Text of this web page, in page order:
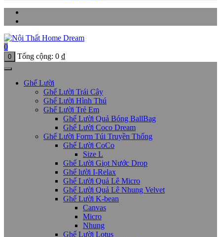
0
0 Tổng cộng: 0 ₫
Ghế Lười
Ghế Lười Trái Cây
Ghế Lười Hình Thú
Ghế Lười Trẻ Em
Ghế Lười Quả Bóng BallBag
Ghế Lười Coco Dream
Ghế Lười Form Túi Truyền Thống
Ghế Lười CoCo
Size L
Ghế Lười Giọt Nước Drop
Ghế lười I-Relax
Ghế Lười Quả Lê Micro
Ghế Lười Quả Lê Nhung Velvet
Ghế Lười K-bean
Canvas
Micro
Nhung
Ghế Lười Lotus